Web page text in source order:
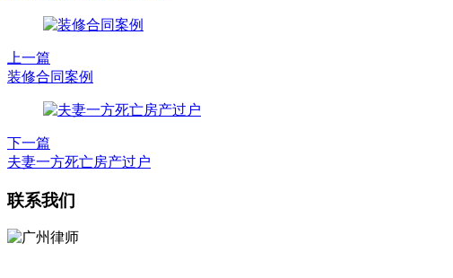
上一篇
装修合同案例
下一篇
夫妻一方死亡房产过户
联系我们